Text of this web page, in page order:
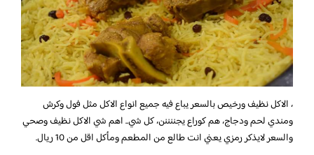
، الاكل نظيف ورخيص بالسعر يباع فيه جميع انواع الاكل مثل فول وكرش
ومندي لحم ودجاج، هم كوراع يجننننن، كل شي.. اهم شي الاكل نظيف وصحي
والسعر لايذكر رمزي يعني انت طالع من المطعم ومأكل اقل من 10 ريال.